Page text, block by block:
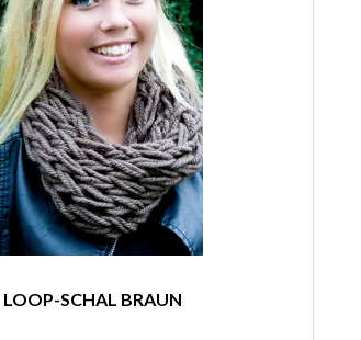
LOOP-SCHAL BRAUN